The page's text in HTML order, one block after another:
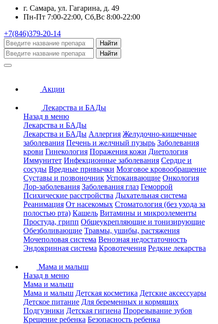
г. Самара, ул. Гагарина, д. 49
Пн-Пт 7:00-22:00, Сб,Вс 8:00-22:00
+7(846)379-20-14
Найти
Найти
Акции
Лекарства и БАДы
Назад в меню
Лекарства и БАДы
Лекарства и БАДы Аллергия Желудочно-кишечные
заболевания Печень и желчный пузырь Заболевания
крови Гинекология Поражения кожи Диетология
Иммунитет Инфекционные заболевания Сердце и
сосуды Вредные привычки Мозговое кровообращение
Суставы и позвоночник Успокаивающие Онкология
Лор-заболевания Заболевания глаз Геморрой
Психические расстройства Дыхательная система
Реанимация От насекомых Стоматология (без ухода за
полостью рта) Кашель Витамины и микроэлементы
Простуда, грипп Общеукрепляющие и тонизирующие
Обезболивающие Травмы, ушибы, растяжения
Мочеполовая система Венозная недостаточность
Эндокринная система Кровотечения Редкие лекарства
Мама и малыш
Назад в меню
Мама и малыш
Мама и малыш Детская косметика Детские аксессуары
Детское питание Для беременных и кормящих
Подгузники Детская гигиена Прорезывание зубов
Крещение ребенка Безопасность ребенка